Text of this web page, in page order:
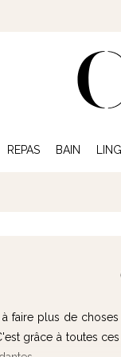
REPAS BAIN
faire plus de
grâce à toutes